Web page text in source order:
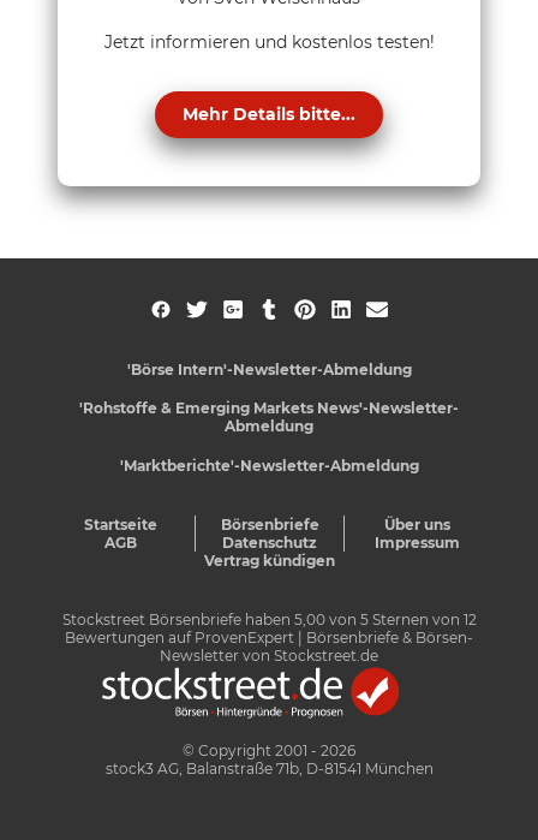
Jetzt informieren und kostenlos testen!
Mehr Details bitte...
'Börse Intern'-Newsletter-Abmeldung
'Rohstoffe & Emerging Markets News'-Newsletter-
Abmeldung
'Marktberichte'-Newsletter-Abmeldung
Startseite Börsenbriefe
Über uns
AGB
Datenschutz
Impressum
Vertrag kündigen
Stockstreet Börsenbriefe haben 5,00von 5Sternen von 12
Bewertungen auf ProvenExpert
| Börsenbriefe & Börsen-
Newsletter von Stockstreet.de
© Copyright 2001 - 2026
stock3 AG, Balanstraße 71b, D-81541 München